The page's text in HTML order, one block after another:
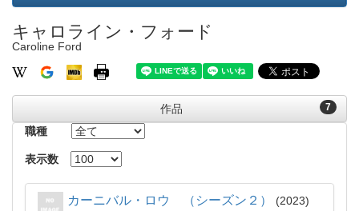
キャロライン・フォード
Caroline Ford
7
作品
職種
表示数
カーニバル・ロウ （シーズン２）
2023